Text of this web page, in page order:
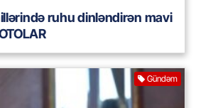
ruhu dinləndirən mavi
Gündəm